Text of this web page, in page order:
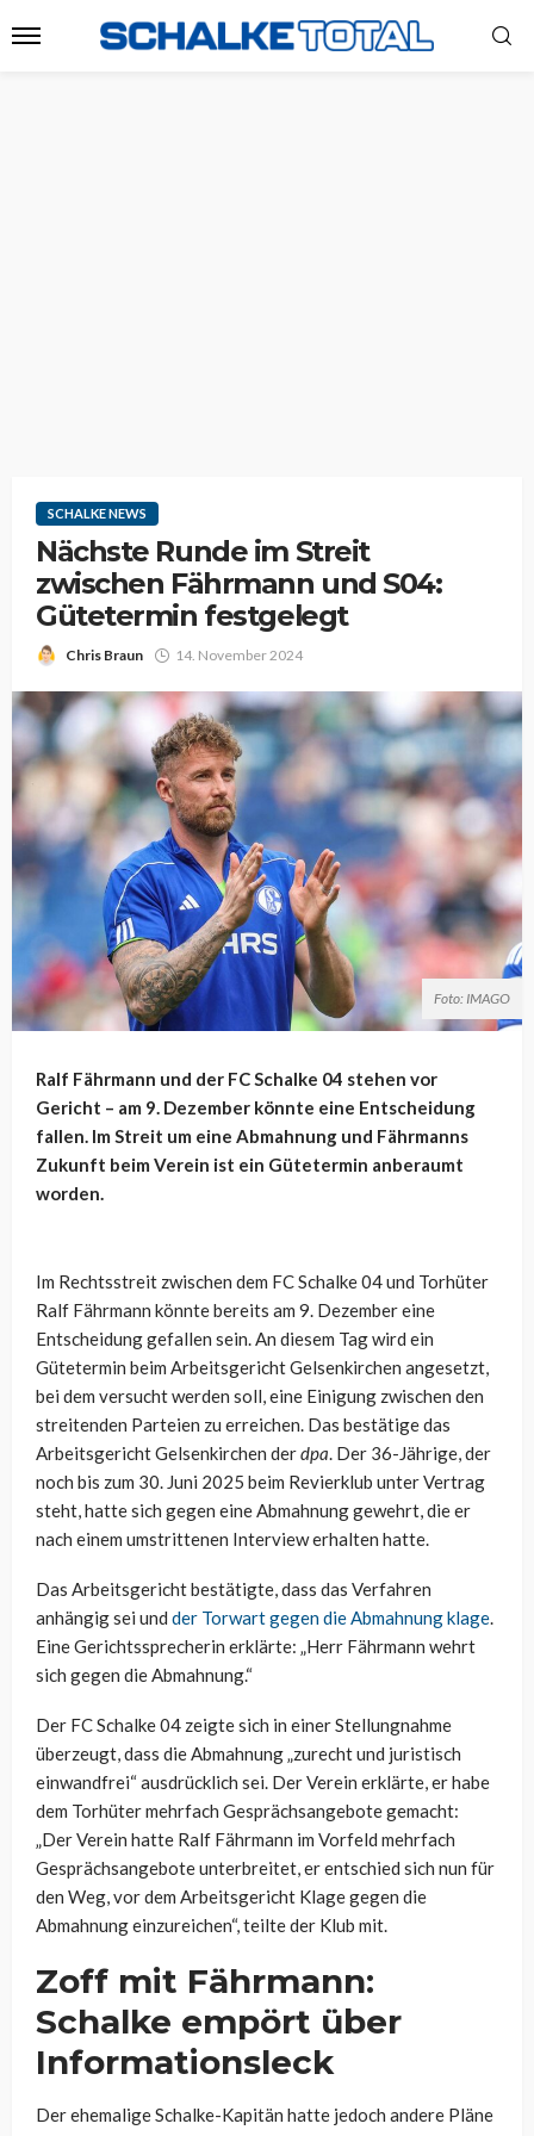
SCHALKE NEWS
Nächste Runde im Streit
zwischen Fährmann und S04:
Gütetermin festgelegt
Chris Braun 14. November 2024
Foto: IMAGO
Ralf Fährmann und der FC Schalke 04 stehen vor
Gericht – am 9. Dezember könnte eine Entscheidung
fallen. Im Streit um eine Abmahnung und Fährmanns
Zukunft beim Verein ist ein Gütetermin anberaumt
worden.
Im Rechtsstreit zwischen dem FC Schalke 04 und Torhüter
Ralf Fährmann könnte bereits am 9. Dezember eine
Entscheidung gefallen sein. An diesem Tag wird ein
Gütetermin beim Arbeitsgericht Gelsenkirchen angesetzt,
bei dem versucht werden soll, eine Einigung zwischen den
streitenden Parteien zu erreichen. Das bestätige das
Arbeitsgericht Gelsenkirchen derdpa. Der 36-Jährige, der
noch bis zum 30. Juni 2025 beim Revierklub unter Vertrag
steht, hatte sich gegen eine Abmahnung gewehrt, die er
nach einem umstrittenen Interview erhalten hatte.
Das Arbeitsgericht bestätigte, dass das Verfahren
anhängig sei und der Torwart gegen die Abmahnung klage.
Eine Gerichtssprecherin erklärte: „Herr Fährmann wehrt
sich gegen die Abmahnung.“
Der FC Schalke 04 zeigte sich in einer Stellungnahme
überzeugt, dass die Abmahnung „zurecht und juristisch
einwandfrei“ ausdrücklich sei. Der Verein erklärte, er habe
dem Torhüter mehrfach Gesprächsangebote gemacht:
„Der Verein hatte Ralf Fährmann im Vorfeld mehrfach
Gesprächsangebote unterbreitet, er entschied sich nun für
den Weg, vor dem Arbeitsgericht Klage gegen die
Abmahnung einzureichen“, teilte der Klub mit.
Zoff mit Fährmann:
Schalke empört über
Informationsleck
Der ehemalige Schalke-Kapitän hatte jedoch andere Pläne